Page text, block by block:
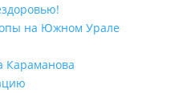
на Южном Урале
Караманова